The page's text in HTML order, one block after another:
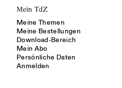
Mein TdZ
Meine Themen
Meine Bestellungen
Download-Bereich
Mein Abo
Persönliche Daten
Anmelden